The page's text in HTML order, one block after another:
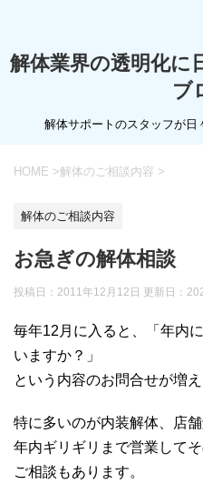
解体業界の透明化に
ブ
解体サポートのスタッフが日
HOME >解体のご相談内容 >
解体のご相談内容
お急ぎの解体相談
投稿日：2011年12月12日 更新日：
毎年12月に入ると、「年内
いますか？」
という内容のお問合せが増え
特に多いのが内装解体、店舗
年内ギリギリまで営業して
ご相談もあります。